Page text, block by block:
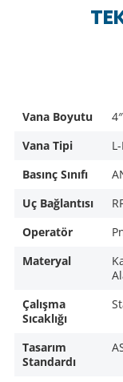
Vana Boyutu
Vana Tipi
Basınç Sınıfı
Uç Bağlantısı
Operatör
Materyal
Çalışma
Sıcaklığı
Tasarım
Standardı